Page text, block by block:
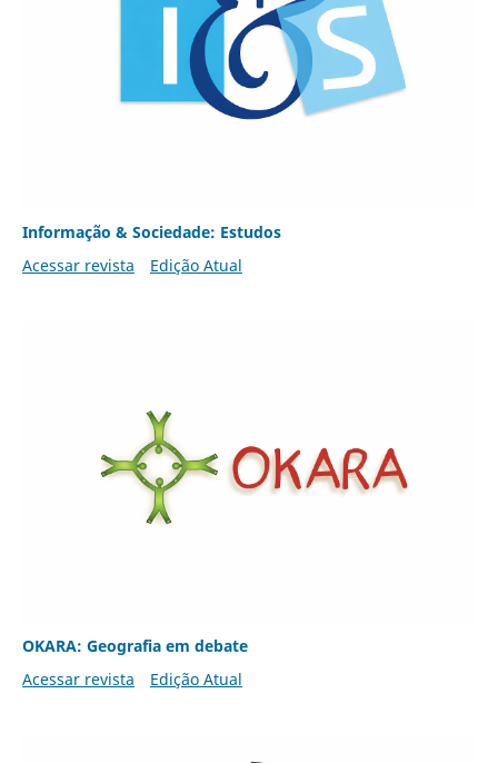
Informação & Sociedade: Estudos
Acessar revista
Edição Atual
OKARA: Geografia em debate
Acessar revista
Edição Atual